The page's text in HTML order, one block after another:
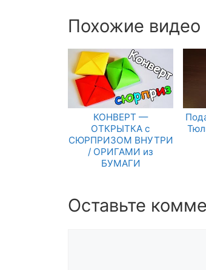
Похожие видео
КОНВЕРТ —
ОТКРЫТКА с
СЮРПРИЗОМ ВНУТРИ
/ ОРИГАМИ из
БУМАГИ
Оставьте